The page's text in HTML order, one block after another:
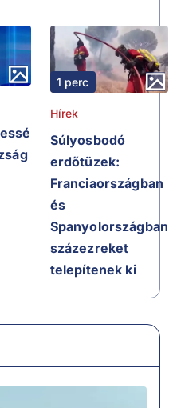
1 perc
Hírek
Súlyosbodó
erdőtüzek:
Franciaországban
és
Spanyolországban
százezreket
telepítenek ki